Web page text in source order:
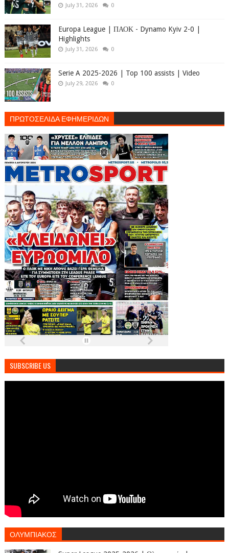
July 31, 2026 0
Europa League | ΠΑΟΚ - Dynamo Kyiv 2-0 |
Highlights
July 31, 2026 0
Serie A 2025-2026 | Top 100 assists | Video
July 29, 2026 0
ΠΡΩΤΟΣΕΛΙΔΑ ΕΦΗΜΕΡΙΔΩΝ
SUBSCRIBE US
ΟΛΥΜΠΙΑΚΟΣ